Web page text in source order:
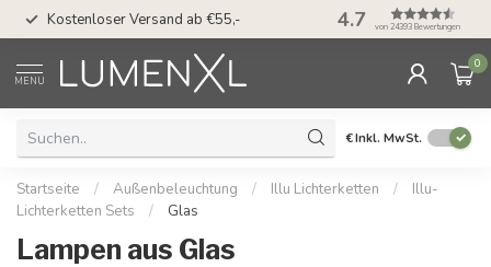
Kostenloser Versand ab €55,- 50 Tage
Möglichkeit
4.7 von 24393 Bewertungen
MENU
0
€Inkl. MwSt.
Startseite / Außenbeleuchtung / Illu Lichterketten /
Illu-
Lichterketten Sets
/ Glas
Lampen aus Glas